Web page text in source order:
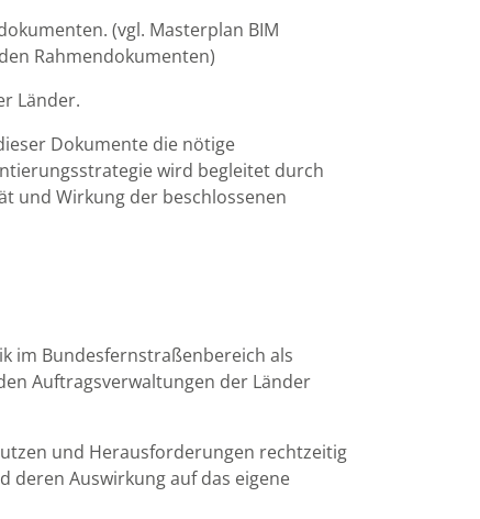
(vgl. Masterplan BIM
Rahmendokumenten)
Länder.
Dokumente die nötige
wird begleitet durch
und Wirkung der beschlossenen
im Bundesfernstraßenbereich als
Auftragsverwaltungen der Länder
und Herausforderungen rechtzeitig
deren Auswirkung auf das eigene